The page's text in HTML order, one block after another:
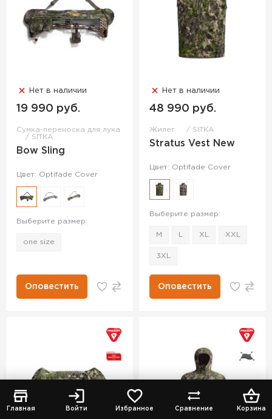
Главная Войти Избранное Сравнение Корзина
Нет в наличии
19 990 руб.
Сумка-переноска для лука
SITKA
Bow Sling
Цвет: Optifade Cover
Выберите размер:
one size
Оповестить
Нет в наличии
48 990 руб.
Жилет SITKA
Stratus Vest New
Цвет: Optifade Cover
Выберите размер:
M XL XXL
3XL
Оповестить